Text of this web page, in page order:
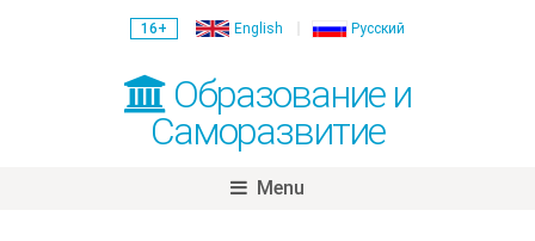
16+ English Русский
Образование и
Саморазвитие
Menu